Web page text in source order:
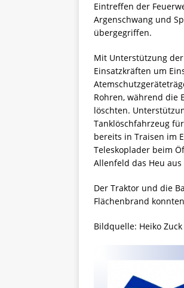
Eintreffen der
Argenschwang und
übergegriffen.
Mit Unterstützung
Einsatzkräften um
Rohren, während die
löschten.
Tanklöschfahrzeug
bereits in Traisen im
Teleskoplader beim
Allenfeld das Heu
Der Traktor und die
Flächenbrand
Bildquelle: Heiko Zuck